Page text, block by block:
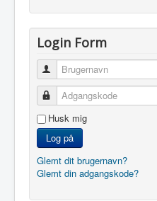
Login Form
Brugernavn
Adgangskode
Husk mig
Log på
Glemt dit brugernavn?
Glemt din adgangskode?